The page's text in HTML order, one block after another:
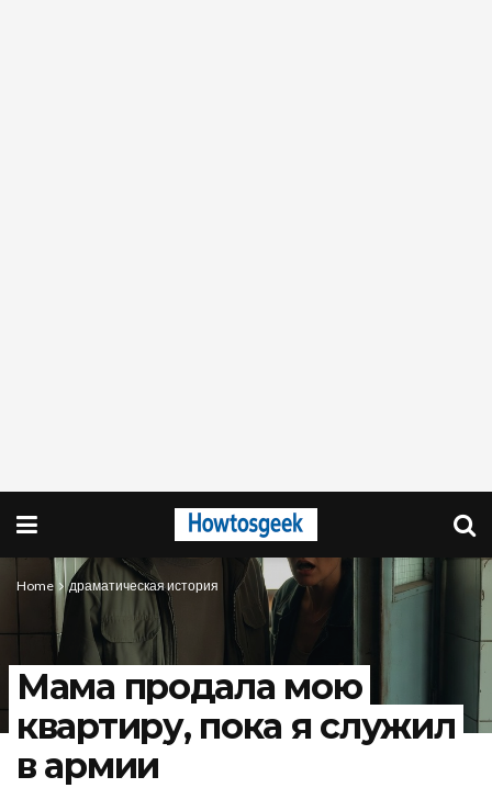
Home драматическая история
Мама продала мою
квартиру, пока я служил
в армии